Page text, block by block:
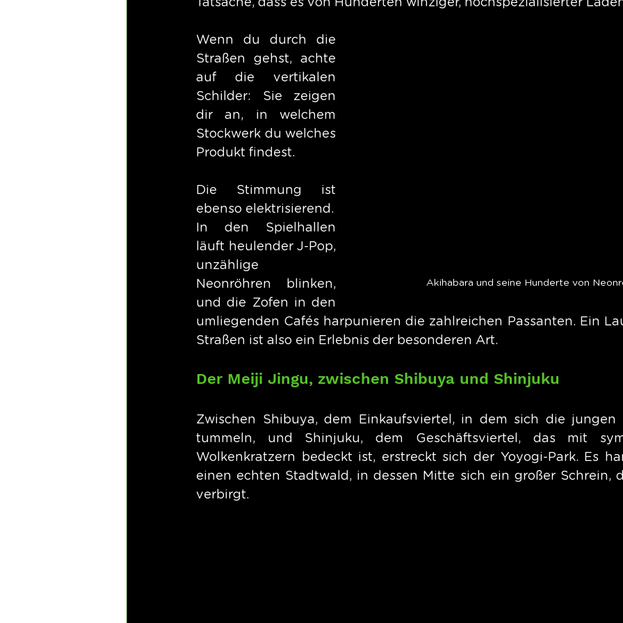
Tatsache, dass es von Hunderten winziger, hochspezialisierter
Akihabara und seine Hunderte von
Wenn du durch die
Straßen gehst, achte
auf die vertikalen
Schilder: Sie zeigen
dir an, in welchem
Stockwerk du welches
Produkt findest.
Die Stimmung ist
ebenso elektrisierend.
In den Spielhallen
läuft heulender J-Pop,
unzählige
Neonröhren blinken,
und die Zofen in den
umliegenden Cafés harpunieren die zahlreichen Passanten. Ein
Straßen ist also ein Erlebnis der besonderen Art.
Der Meiji Jingu, zwischen Shibuya und Shinjuku
Zwischen Shibuya, dem Einkaufsviertel, in dem sich die jungen
tummeln, und Shinjuku, dem Geschäftsviertel, das mit
Wolkenkratzern bedeckt ist, erstreckt sich der Yoyogi-Park. Es
einen echten Stadtwald, in dessen Mitte sich ein großer Schrein,
verbirgt.